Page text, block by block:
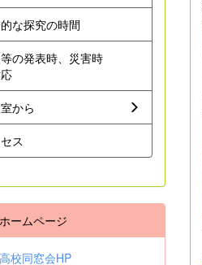
な探究の時間
の発表時、災害時
から
ス
ームページ
校同窓会HP